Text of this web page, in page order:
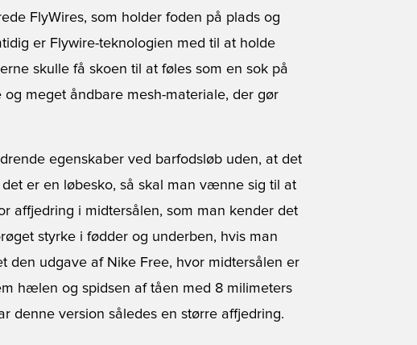
FlyWires, som holder foden på plads og
er Flywire-teknologien med til at holde
skulle få skoen til at føles som en sok på
meget åndbare mesh-materiale, der gør
egenskaber ved barfodsløb uden, at det
er en løbesko, så skal man vænne sig til at
affjedring i midtersålen, som man kender det
styrke i fødder og underben, hvis man
udgave af Nike Free, hvor midtersålen er
hælen og spidsen af tåen med 8 milimeters
denne version således en større affjedring.